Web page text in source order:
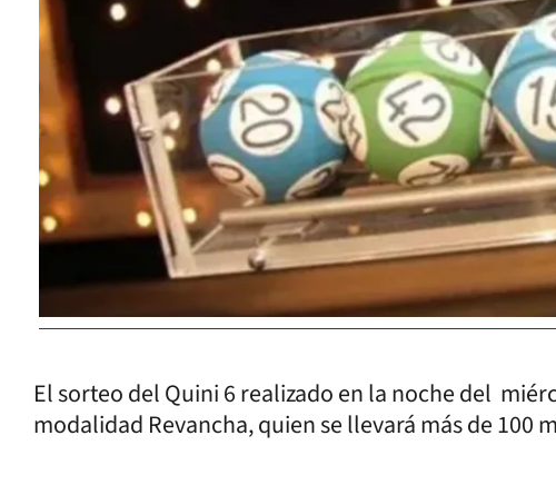
El sorteo del Quini 6 realizado en la noche del
modalidad Revancha, quien se llevará más de 100